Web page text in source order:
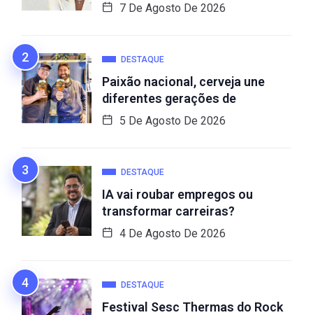
7 De Agosto De 2026
DESTAQUE
Paixão nacional, cerveja une
diferentes gerações de
5 De Agosto De 2026
DESTAQUE
IA vai roubar empregos ou
transformar carreiras?
4 De Agosto De 2026
DESTAQUE
Festival Sesc Thermas do Rock